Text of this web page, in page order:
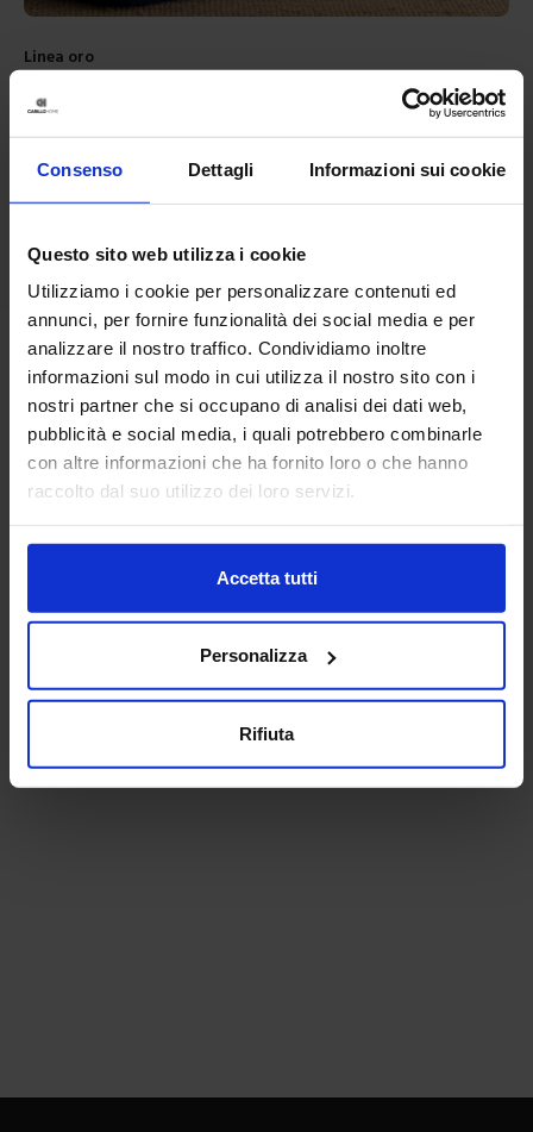
Consenso Dettagli Informazioni sui cookie
Questo sito web utilizza i cookie
Utilizziamo i cookie per personalizzare contenuti ed
annunci, per fornire funzionalità dei social media e per
analizzare il nostro traffico. Condividiamo inoltre
informazioni sul modo in cui utilizza il nostro sito con i
nostri partner che si occupano di analisi dei dati web,
pubblicità e social media, i quali potrebbero combinarle
con altre informazioni che ha fornito loro o che hanno
raccolto dal suo utilizzo dei loro servizi.
Accetta tutti
Personalizza
Rifiuta
Linea oro
19,90
Colori disponibili
MarroneBordeauxGiallo ArancioneMarrone chiaro
colori